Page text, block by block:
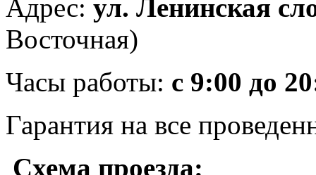
Адрес: ул. Ленинская
Восточная)
Часы работы: с 9:00 до
Гарантия на все
Схема проезда: